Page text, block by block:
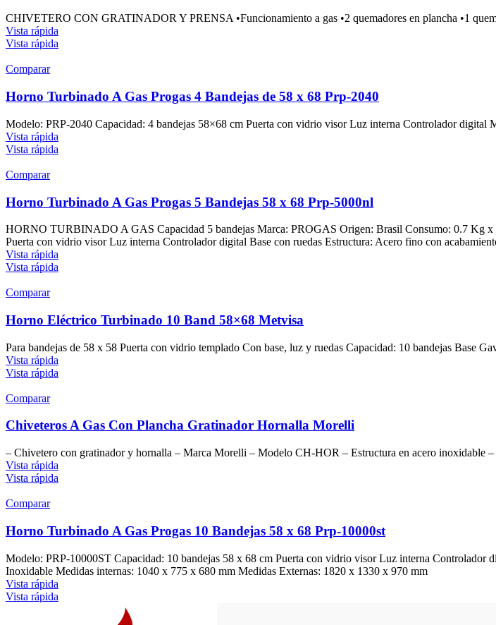
CHIVETERO CON GRATINADOR Y PRENSA •Funcionamiento a gas •2 quemadores en plancha •1
Vista rápida
Vista rápida
Comparar
Horno Turbinado A Gas Progas 4 Bandejas de 58 x 68 Prp-2040
Modelo: PRP-2040 Capacidad: 4 bandejas 58×68 cm Puerta con vidrio visor Luz interna Controlador
Vista rápida
Vista rápida
Comparar
Horno Turbinado A Gas Progas 5 Bandejas 58 x 68 Prp-5000nl
HORNO TURBINADO A GAS Capacidad 5 bandejas Marca: PROGAS Origen: Brasil Consumo: 0.7 Kg
Puerta con vidrio visor Luz interna Controlador digital Base con ruedas Estructura: Acero fino con
Vista rápida
Vista rápida
Comparar
Horno Eléctrico Turbinado 10 Band 58×68 Metvisa
Para bandejas de 58 x 58 Puerta con vidrio templado Con base, luz y ruedas Capacidad: 10 bandejas Base
Vista rápida
Vista rápida
Comparar
Chiveteros A Gas Con Plancha Gratinador Hornalla Morelli
– Chivetero con gratinador y hornalla – Marca Morelli – Modelo CH-HOR – Estructura en acero inoxidable
Vista rápida
Vista rápida
Comparar
Horno Turbinado A Gas Progas 10 Bandejas 58 x 68 Prp-10000st
Modelo: PRP-10000ST Capacidad: 10 bandejas 58 x 68 cm Puerta con vidrio visor Luz interna
Inoxidable Medidas internas: 1040 x 775 x 680 mm Medidas Externas: 1820 x 1330 x 970 mm
Vista rápida
Vista rápida